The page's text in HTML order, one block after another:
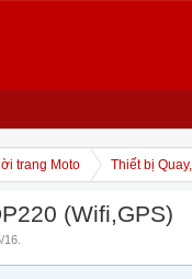
trang Moto Thiết bị
(Wifi,GPS)
16